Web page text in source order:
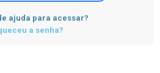
ajuda para acessar?
a senha?